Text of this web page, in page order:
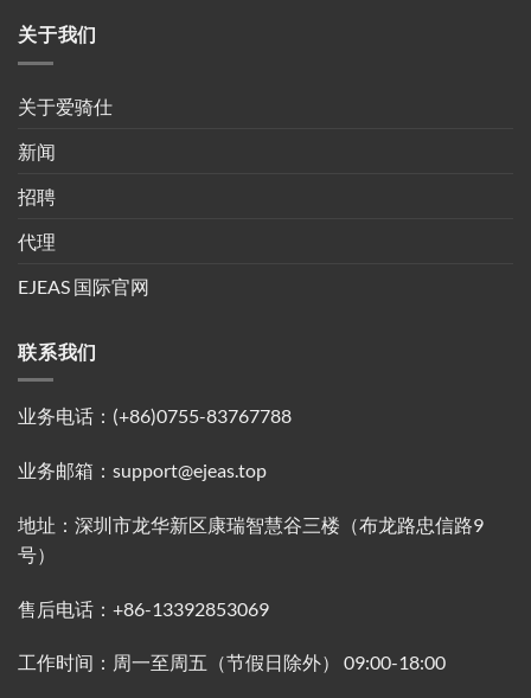
关于我们
关于爱骑仕
新闻
招聘
代理
EJEAS 国际官网
联系我们
业务电话：(+86)0755-83767788
业务邮箱：support@ejeas.top
地址：深圳市龙华新区康瑞智慧谷三楼（布龙路忠信路9
号）
售后电话：+86-13392853069
工作时间：周一至周五（节假日除外） 09:00-18:00